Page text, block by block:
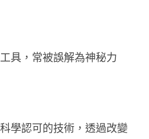
具，常被誤解為神秘力
學認可的技術，透過改變